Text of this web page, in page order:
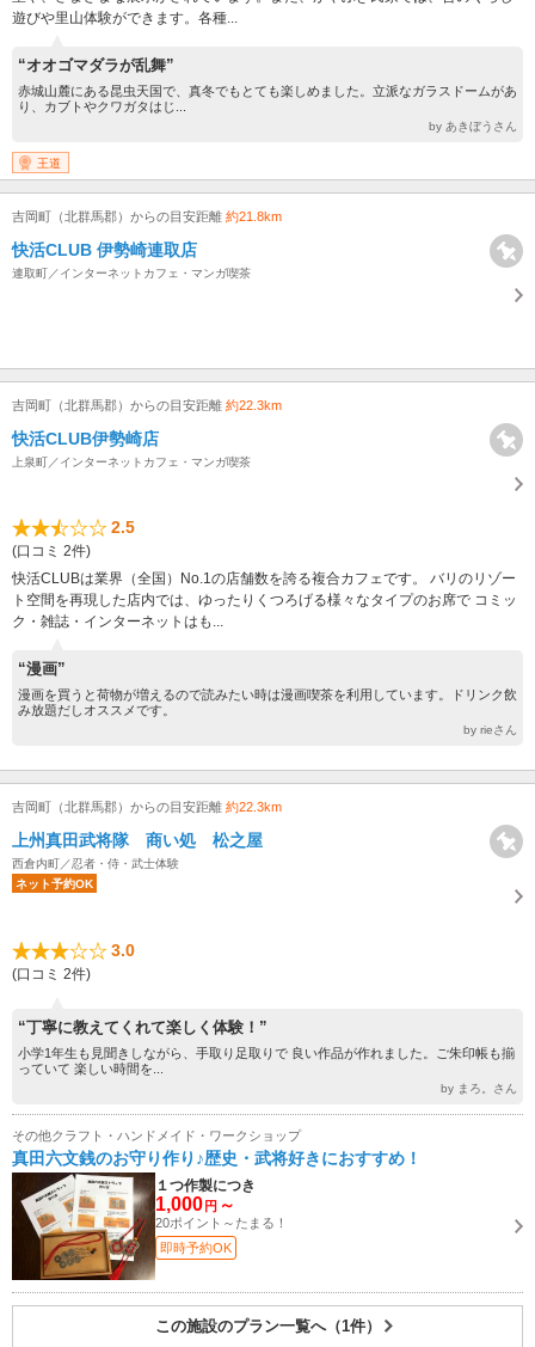
遊びや里山体験ができます。各種...
“オオゴマダラが乱舞”
赤城山麓にある昆虫天国で、真冬でもとても楽しめました。立派なガラスドームがあ
り、カブトやクワガタはじ...
by あきぼうさん
王道
吉岡町（北群馬郡）からの目安距離 約21.8km
快活CLUB 伊勢崎連取店
連取町／インターネットカフェ・マンガ喫茶
吉岡町（北群馬郡）からの目安距離 約22.3km
快活CLUB伊勢崎店
上泉町／インターネットカフェ・マンガ喫茶
2.5
(口コミ 2件)
快活CLUBは業界（全国）No.1の店舗数を誇る複合カフェです。 バリのリゾー
ト空間を再現した店内では、ゆったりくつろげる様々なタイプのお席で コミッ
ク・雑誌・インターネットはも...
“漫画”
漫画を買うと荷物が増えるので読みたい時は漫画喫茶を利用しています。ドリンク飲
み放題だしオススメです。
by rieさん
吉岡町（北群馬郡）からの目安距離 約22.3km
上州真田武将隊 商い処 松之屋
西倉内町／忍者・侍・武士体験
ネット予約OK
3.0
(口コミ 2件)
“丁寧に教えてくれて楽しく体験！”
小学1年生も見聞きしながら、手取り足取りで 良い作品が作れました。ご朱印帳も揃
っていて 楽しい時間を...
by まろ。さん
その他クラフト・ハンドメイド・ワークショップ
真田六文銭のお守り作り♪歴史・武将好きにおすすめ！
１つ作製につき
1,000 円 ～
20ポイント～たまる！
即時予約OK
この施設のプラン一覧へ（1件）